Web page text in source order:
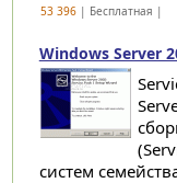
53 396| Бесплатная |
Windows Server
систем